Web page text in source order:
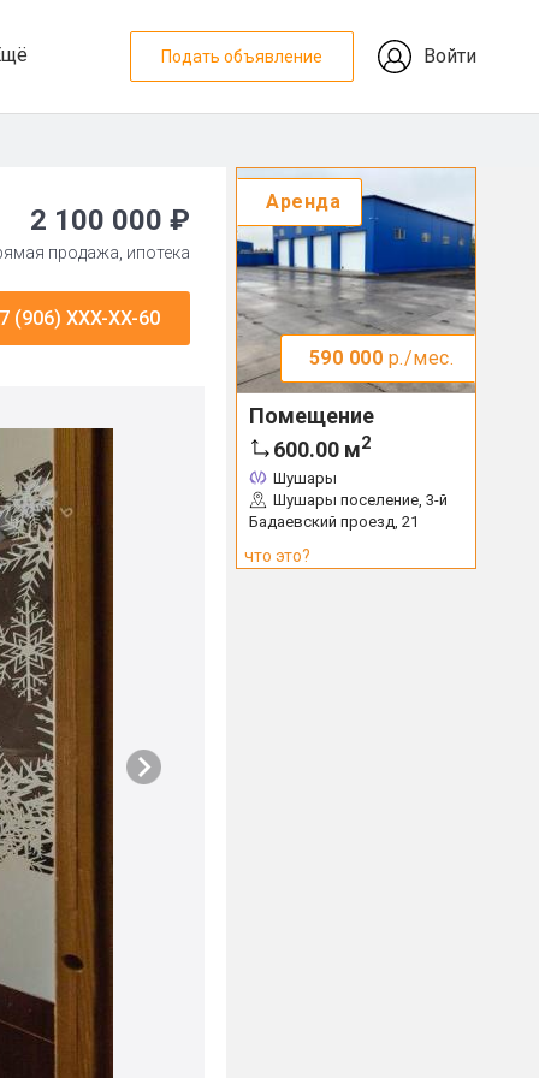
Подать объявление Войти
2 100 000 ₽
продажа, ипотека
(906) XXX-XX-60
Аренда
590 000 р./мес.
Помещение
600.00 м2
Шушары
Шушары поселение, 3-й
Бадаевский проезд, 21
что это?